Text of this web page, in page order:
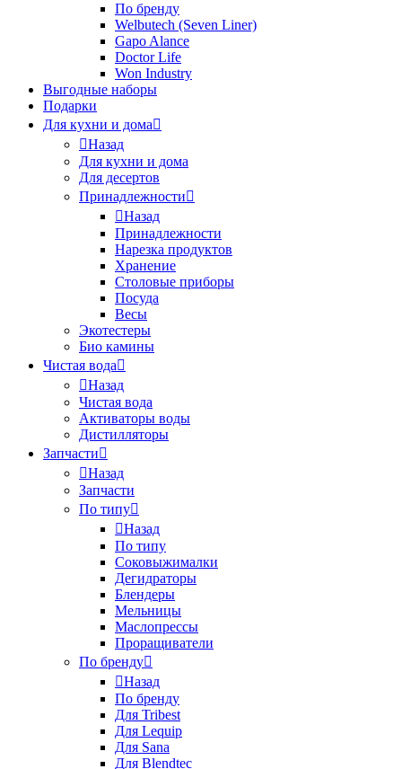
По бренду
Welbutech (Seven Liner)
Gapo Alance
Doctor Life
Won Industry
Выгодные наборы
Подарки
Для кухни и дома
Назад
Для кухни и дома
Для десертов
Принадлежности
Назад
Принадлежности
Нарезка продуктов
Хранение
Столовые приборы
Посуда
Весы
Экотестеры
Био камины
Чистая вода
Назад
Чистая вода
Активаторы воды
Дистилляторы
Запчасти
Назад
Запчасти
По типу
Назад
По типу
Соковыжималки
Дегидраторы
Блендеры
Мельницы
Маслопрессы
Проращиватели
По бренду
Назад
По бренду
Для Tribest
Для Lequip
Для Sana
Для Blendtec